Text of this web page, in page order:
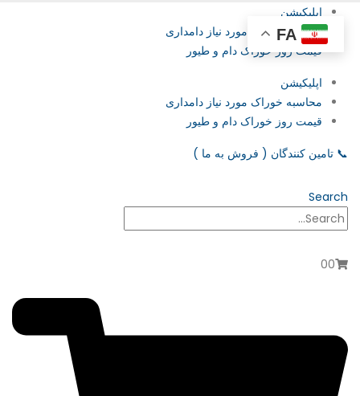
اپلیکیشن
محاسبه خوراک مورد نیاز دامداری
قیمت روز خوراک دام و طیور
اپلیکیشن
محاسبه خوراک مورد نیاز دامداری
قیمت روز خوراک دام و طیور
📞 تامین‌ کنندگان ( فروش به ما )
Search
00
FA